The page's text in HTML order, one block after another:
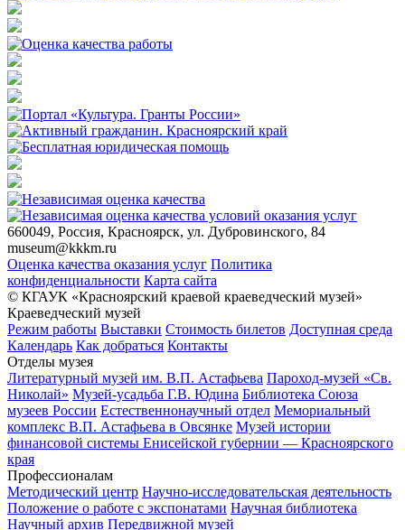
660049, Россия, Красноярск, ул. Дубровинского, 84
museum@kkkm.ru
Оценка качества оказания услуг Политика
конфиденциальности Карта сайта
© КГАУК «Красноярский краевой краеведческий музей»
Краеведческий музей
Режим работы Выставки Стоимость билетов Доступная среда
Календарь Как добраться Контакты
Отделы музея
Литературный музей им. В.П. Астафьева Пароход-музей «Св.
Николай» Музей-усадьба Г.В. Юдина Библиотека Союза
музеев России Естественнонаучный отдел Мемориальный
комплекс В.П. Астафьева в Овсянке Музей истории
финансовой системы Енисейской губернии — Красноярского
края
Профессионалам
Методический центр Научно-исследовательская деятельность
Положение о работе с экспонатами Научная библиотека
Научный архив Передвижной музей